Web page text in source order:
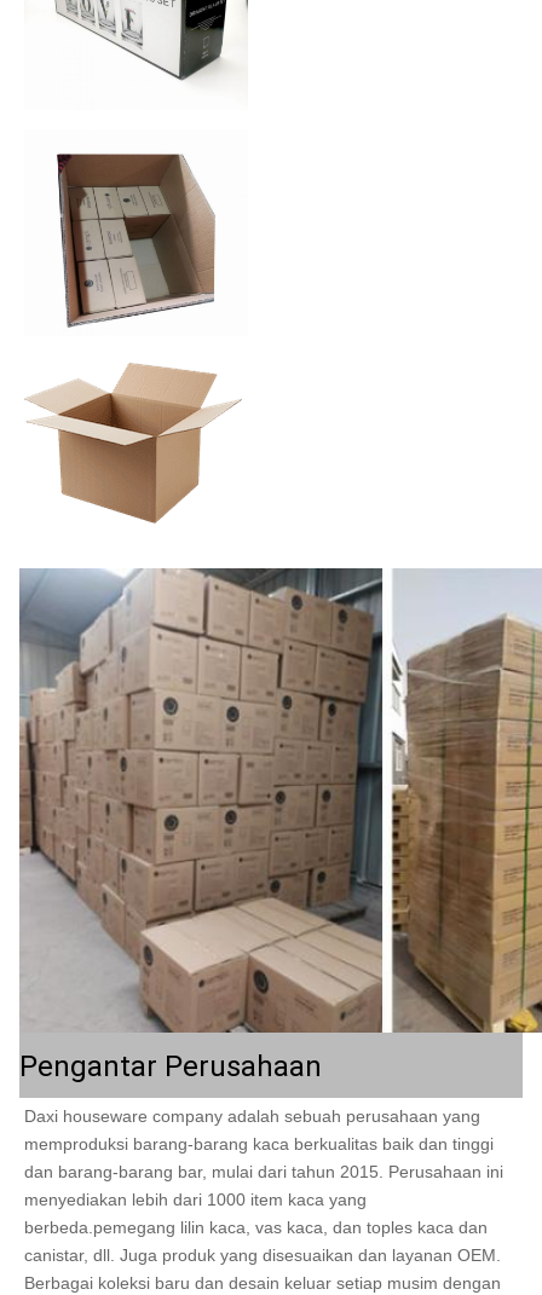
Pengantar Perusahaan
Daxi houseware company adalah sebuah perusahaan yang
memproduksi barang-barang kaca berkualitas baik dan tinggi
dan barang-barang bar, mulai dari tahun 2015. Perusahaan ini
menyediakan lebih dari 1000 item kaca yang
berbeda.pemegang lilin kaca, vas kaca, dan toples kaca dan
canistar, dll. Juga produk yang disesuaikan dan layanan OEM.
Berbagai koleksi baru dan desain keluar setiap musim dengan